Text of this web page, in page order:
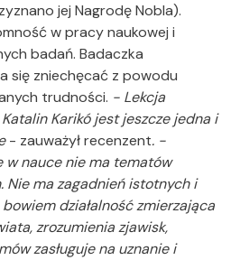
jej Nagrodę Nobla).
w pracy naukowej i
badań. Badaczka
się zniechęcać z powodu
trudności. - Lekcja
Karikó jest jeszcze jedna i
- zauważył recenzent. -
w nauce nie ma tematów
Nie ma zagadnień istotnych i
bowiem działalność zmierzająca
zrozumienia zjawisk,
zasługuje na uznanie i